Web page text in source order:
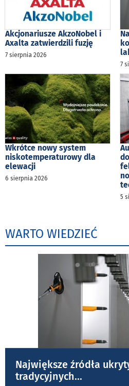
Akcjonariusze AkzoNobel i
Axalta zatwierdzili fuzję
7 sierpnia 2026
7
Wkrótce nowy system
niskotemperaturowy dla
elewacji
6 sierpnia 2026
5
WARTO WIEDZIEĆ
Największe źródła
tradycyjnych...